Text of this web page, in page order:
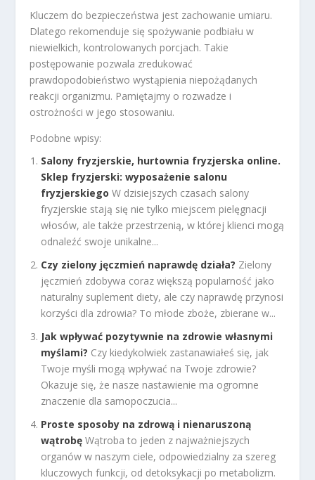
Kluczem do bezpieczeństwa jest zachowanie umiaru.
Dlatego rekomenduje się spożywanie podbiału w
niewielkich, kontrolowanych porcjach. Takie
postępowanie pozwala zredukować
prawdopodobieństwo wystąpienia niepożądanych
reakcji organizmu. Pamiętajmy o rozwadze i
ostrożności w jego stosowaniu.
Podobne wpisy:
Salony fryzjerskie, hurtownia fryzjerska online.
Sklep fryzjerski: wyposażenie salonu
fryzjerskiego W dzisiejszych czasach salony
fryzjerskie stają się nie tylko miejscem pielęgnacji
włosów, ale także przestrzenią, w której klienci mogą
odnaleźć swoje unikalne...
Czy zielony jęczmień naprawdę działa? Zielony
jęczmień zdobywa coraz większą popularność jako
naturalny suplement diety, ale czy naprawdę przynosi
korzyści dla zdrowia? To młode zboże, zbierane w...
Jak wpływać pozytywnie na zdrowie własnymi
myślami? Czy kiedykolwiek zastanawiałeś się, jak
Twoje myśli mogą wpływać na Twoje zdrowie?
Okazuje się, że nasze nastawienie ma ogromne
znaczenie dla samopoczucia...
Proste sposoby na zdrową i nienaruszoną
wątrobę Wątroba to jeden z najważniejszych
organów w naszym ciele, odpowiedzialny za szereg
kluczowych funkcji, od detoksykacji po metabolizm.